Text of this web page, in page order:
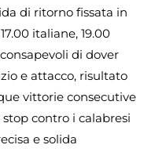
di ritorno fissata in
italiane, 19.00
di dover
e attacco, risultato
vittorie consecutive
contro i calabresi
e solida